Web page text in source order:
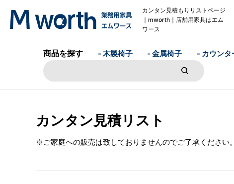
カンタン見積もりリストページ
｜mworth｜店舗用家具はエム
ワース
商品を探す - 木製椅子 - 金属椅子 - カウンタ
カンタン見積リスト
※ご家庭への販売は致しておりませんのでご了承ください。